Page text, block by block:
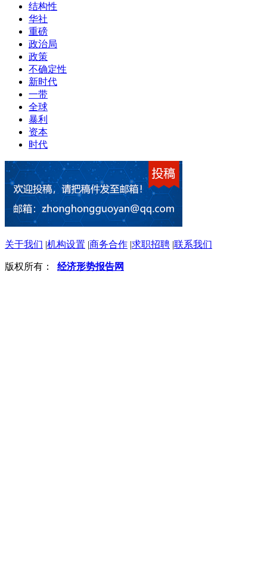
结构性
华社
重磅
政治局
政策
不确定性
新时代
一带
全球
暴利
资本
时代
关于我们 |机构设置 |商务合作 |求职招聘 |联系我们
版权所有： 经济形势报告网